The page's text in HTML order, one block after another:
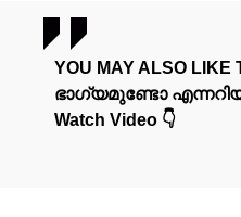
YOU MAY ALSO
ഭാഗ്യമുണ്ടോ
Watch Video 👇